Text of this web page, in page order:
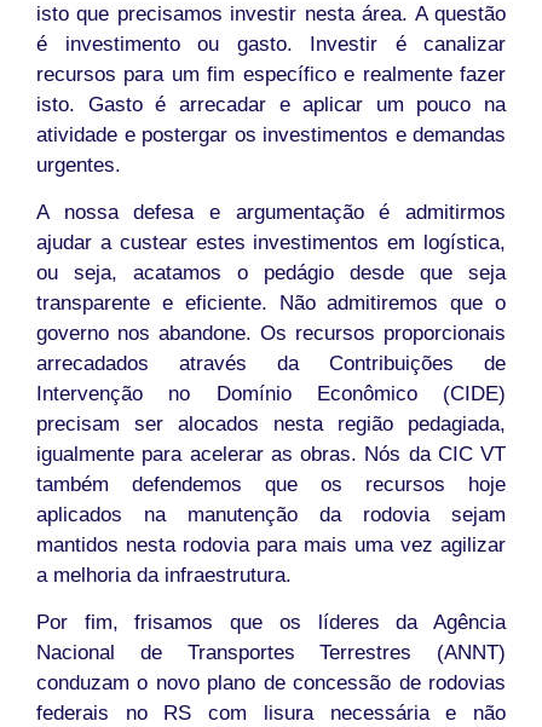
isto que precisamos investir nesta área. A questão
é investimento ou gasto. Investir é canalizar
recursos para um fim específico e realmente fazer
isto. Gasto é arrecadar e aplicar um pouco na
atividade e postergar os investimentos e demandas
urgentes.
A nossa defesa e argumentação é admitirmos
ajudar a custear estes investimentos em logística,
ou seja, acatamos o pedágio desde que seja
transparente e eficiente. Não admitiremos que o
governo nos abandone. Os recursos proporcionais
arrecadados através da Contribuições de
Intervenção no Domínio Econômico (CIDE)
precisam ser alocados nesta região pedagiada,
igualmente para acelerar as obras. Nós da CIC VT
também defendemos que os recursos hoje
aplicados na manutenção da rodovia sejam
mantidos nesta rodovia para mais uma vez agilizar
a melhoria da infraestrutura.
Por fim, frisamos que os líderes da Agência
Nacional de Transportes Terrestres (ANNT)
conduzam o novo plano de concessão de rodovias
federais no RS com lisura necessária e não